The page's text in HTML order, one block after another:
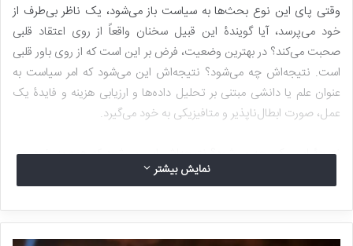
وقتی پای این نوع بحث‌ها به سیاست باز می‌شود، یک ناظر بی‌طرف از
خود می‌پرسد، آیا گویندۀ این قبیل سخنان واقعاً از روی اعتقاد قلبی
صحبت می‌کند؟ در بهترین وضعیت، فرض بر این است که از روی باور قلبی
است. نتیجه‌اش چه می‌شود؟ نتیجه‌اش این می‌شود که امر سیاست به
عنوان علم یا دانشی مبتنی بر تحلیل داده‌ها و ارزیابی هزینه و فایدۀ یک
عمل، صورت ابطال‌ناپذیر و متافیزیکی به خود می‌گیرد.
نتیجۀ این یکی چه می‌شود؟ نتیجه‌اش این می‌شود که همه به خود حق
می‌دهند که از خود، نزدیکان‌، و دوستان‌شان قدیس‌سازی کنند و کارهای
این یکی چه می‌شود؟ نتیجه‌اش این می‌شود که اگر کسی در این مورد
تشکیک کرد یا ادعا را نپذیرفت، به عنوان ملحد و کافر، تکفیر و با مجازات
نمایش بیشتر